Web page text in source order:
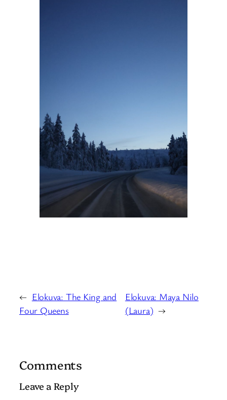
← Elokuva: The King and
Four Queens
Elokuva: Maya Nilo
(Laura) →
Comments
Leave a Reply